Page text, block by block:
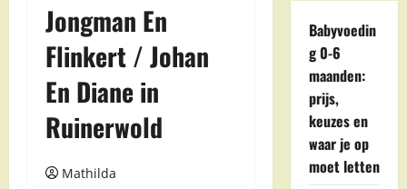
Jongman En
Flinkert / Johan
En Diane in
Ruinerwold
Mathilda
Babyvoedin
g 0-6
maanden:
prijs,
keuzes en
waar je op
moet letten